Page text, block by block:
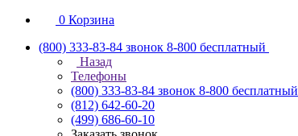
0 Корзина
(800) 333-83-84 звонок 8-800 бесплатный
Назад
Телефоны
(800) 333-83-84 звонок 8-800 бесплатный
(812) 642-60-20
(499) 686-60-10